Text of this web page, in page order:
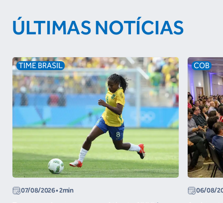
ÚLTIMAS NOTÍCIAS
TIME BRASIL
07/08/2026• 2min
COB
06/08/